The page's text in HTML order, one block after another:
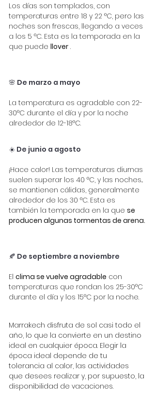
Los días son templados, con
temperaturas entre 18 y 22 °C, pero las
noches son frescas, llegando a veces
a los 5 °C. Esta es la temporada en la
que puede llover .
🌸 De marzo a mayo
La temperatura es agradable con 22-
30°C durante el día y por la noche
alrededor de 12-18°C.
☀️ De junio a agosto
¡Hace calor! Las temperaturas diurnas
suelen superar los 40 °C, y las noches...
se mantienen cálidas, generalmente
alrededor de los 30 °C. Esta es
también la temporada en la que se
producen algunas tormentas de arena.
🍂 De septiembre a noviembre
El clima se vuelve agradable con
temperaturas que rondan los 25-30°C
durante el día y los 15°C por la noche.
Marrakech disfruta de sol casi todo el
año, lo que la convierte en un destino
ideal en cualquier época. Elegir la
época ideal depende de tu
tolerancia al calor, las actividades
que desees realizar y, por supuesto, la
disponibilidad de vacaciones.